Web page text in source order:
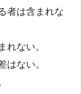
者は含まれな
れない。
はない。